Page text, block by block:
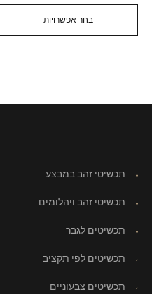
בחר אפשרויות
תכשיטי זהב במבצע
תכשיטי זהב ויהלומים
תכשיטים לגבר
תכשיטים לפי תקציב
תכשיטים צבעוניים